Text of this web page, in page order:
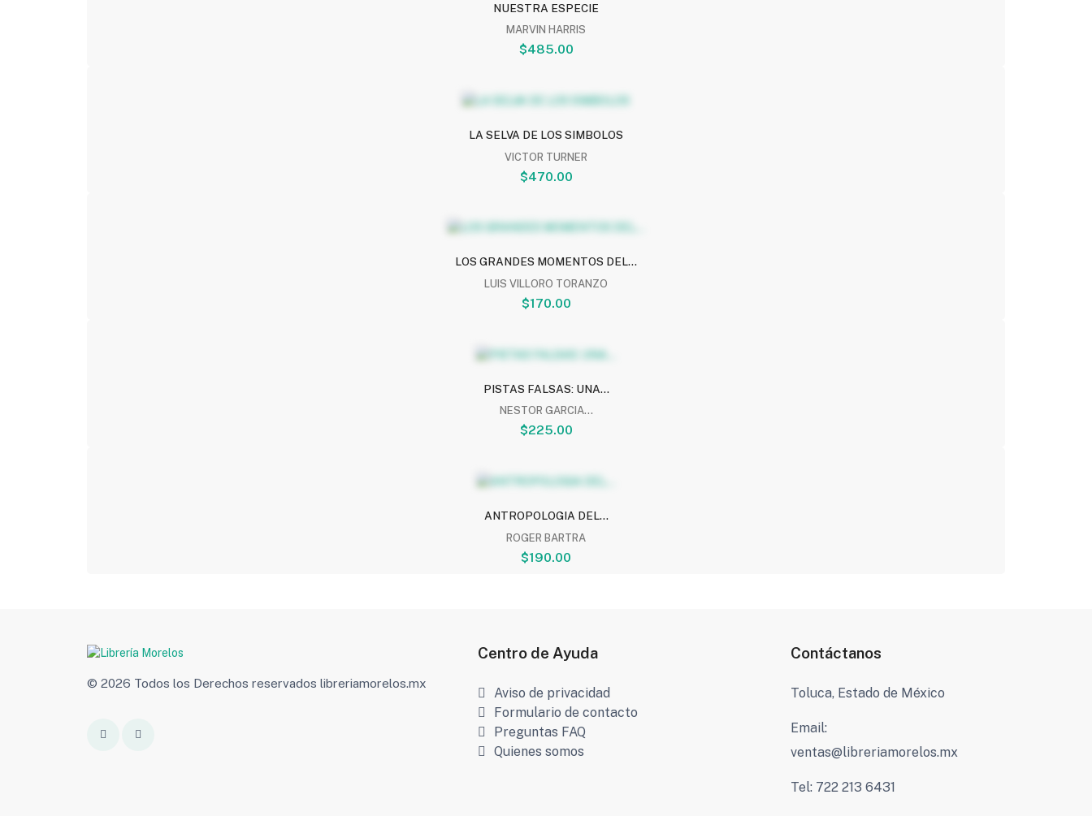
NUESTRA ESPECIE
MARVIN HARRIS
$485.00
LA SELVA DE LOS SIMBOLOS
VICTOR TURNER
$470.00
LOS GRANDES MOMENTOS DEL...
LUIS VILLORO TORANZO
$170.00
PISTAS FALSAS: UNA...
NESTOR GARCIA...
$225.00
ANTROPOLOGIA DEL...
ROGER BARTRA
$190.00
© 2026 Todos los Derechos reservados libreriamorelos.mx
Centro de Ayuda
Aviso de privacidad
Formulario de contacto
Preguntas FAQ
Quienes somos
Contáctanos
Toluca, Estado de México
Email:
ventas@libreriamorelos.mx
Tel: 722 213 6431